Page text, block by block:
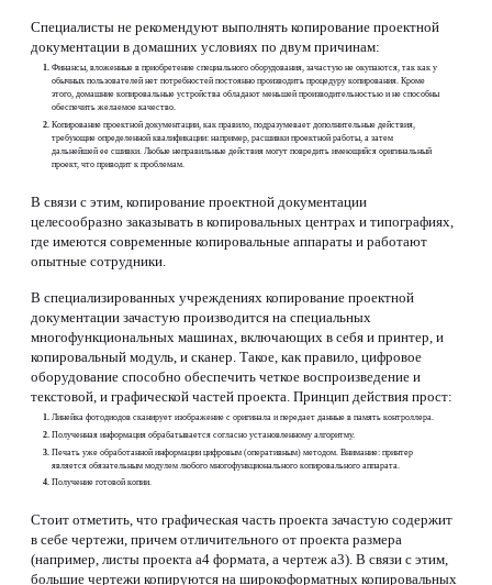
Специалисты не рекомендуют выполнять копирование проектной
документации в домашних условиях по двум причинам:
Финансы, вложенные в приобретение специального оборудования, зачастую не окупаются, так как у
обычных пользователей нет потребностей постоянно производить процедуру копирования. Кроме
этого, домашние копировальные устройства обладают меньшей производительностью и не способны
обеспечить желаемое качество.
Копирование проектной документации, как правило, подразумевает дополнительные действия,
требующие определенной квалификации: например, расшивки проектной работы, а затем
дальнейшей ее сшивки. Любые неправильные действия могут повредить имеющийся оригинальный
проект, что приводит к проблемам.
В связи с этим, копирование проектной документации
целесообразно заказывать в копировальных центрах и типографиях,
где имеются современные копировальные аппараты и работают
опытные сотрудники.
В специализированных учреждениях копирование проектной
документации зачастую производится на специальных
многофункциональных машинах, включающих в себя и принтер, и
копировальный модуль, и сканер. Такое, как правило, цифровое
оборудование способно обеспечить четкое воспроизведение и
текстовой, и графической частей проекта. Принцип действия прост:
Линейка фотодиодов сканирует изображение с оригинала и передает данные в память контроллера.
Полученная информация обрабатывается согласно установленному алгоритму.
Печать уже обработанной информации цифровым (оперативным) методом. Внимание: принтер
является обязательным модулем любого многофункционального копировального аппарата.
Получение готовой копии.
Стоит отметить, что графическая часть проекта зачастую содержит
в себе чертежи, причем отличительного от проекта размера
(например, листы проекта а4 формата, а чертеж а3). В связи с этим,
большие чертежи копируются на широкоформатных копировальных